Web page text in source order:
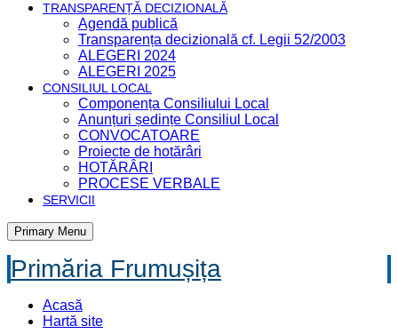
TRANSPARENȚĂ DECIZIONALĂ
Agendă publică
Transparența decizională cf. Legii 52/2003
ALEGERI 2024
ALEGERI 2025
CONSILIUL LOCAL
Componența Consiliului Local
Anunțuri ședințe Consiliul Local
CONVOCATOARE
Proiecte de hotărâri
HOTĂRÂRI
PROCESE VERBALE
SERVICII
Primary Menu
Primăria Frumușița
Acasă
Hartă site